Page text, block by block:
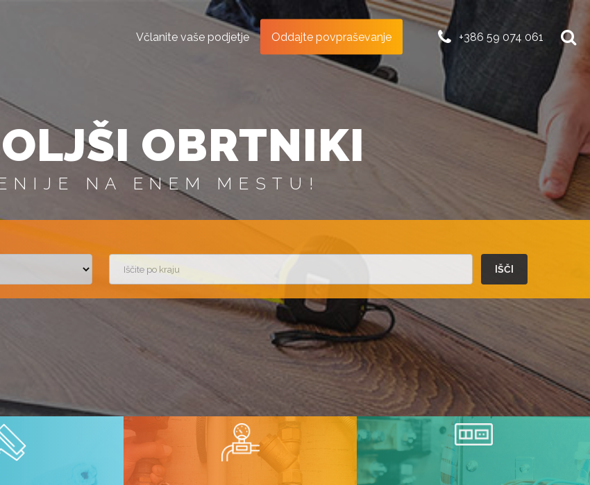
Včlanite vaše podjetje Oddajte povpraševanje +386 59 074 061
OBRTNIKI
NA ENEM MESTU!